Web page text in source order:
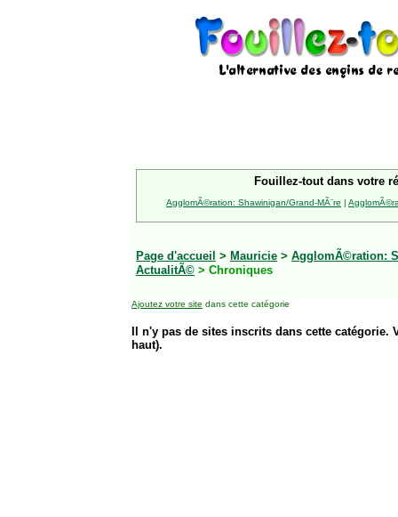
Fouillez-tout dans votre
AgglomÃ©ration: Shawinigan/Grand-MÃ¨re |
Page d'accueil > Mauricie > AgglomÃ©ration:
ActualitÃ© > Chroniques
Ajoutez votre site dans cette catégorie
Il n'y pas de sites inscrits dans cette
haut).